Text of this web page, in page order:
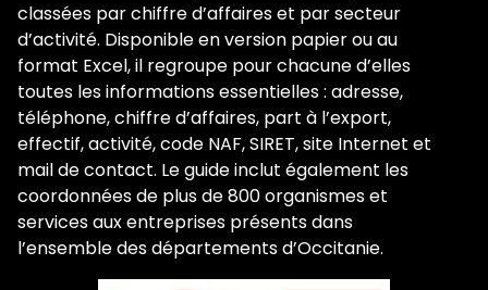
classées par chiffre d’affaires et par secteur
d’activité. Disponible en version papier ou au
format Excel, il regroupe pour chacune d’elles
toutes les informations essentielles : adresse,
téléphone, chiffre d’affaires, part à l’export,
effectif, activité, code NAF, SIRET, site Internet et
mail de contact. Le guide inclut également les
coordonnées de plus de 800 organismes et
services aux entreprises présents dans
l’ensemble des départements d’Occitanie.